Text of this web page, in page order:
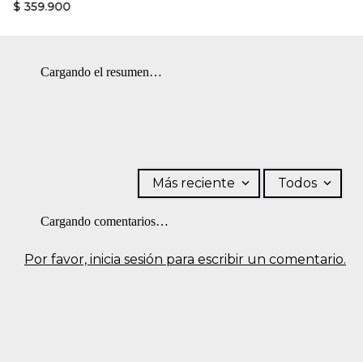
$ 359.900
Cargando el resumen…
Por favor, inicia sesión para escribir un comentario.
Más reciente Todos
Cargando comentarios…